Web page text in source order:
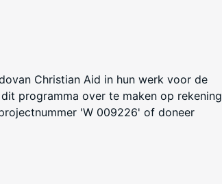
Christian Aid in hun werk voor de
programma over te maken op rekening
'W 009226' of doneer